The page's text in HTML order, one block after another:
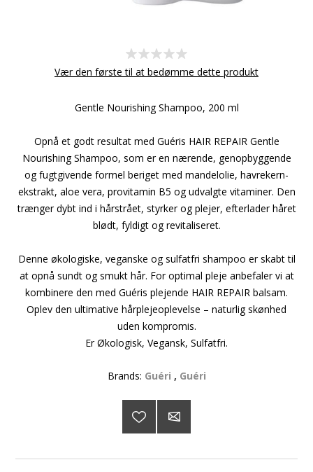
Vær den første til at bedømme dette produkt
Gentle Nourishing Shampoo, 200 ml
Opnå et godt resultat med Guéris HAIR REPAIR Gentle
Nourishing Shampoo, som er en nærende, genopbyggende
og fugtgivende formel beriget med mandelolie, havrekern-
ekstrakt, aloe vera, provitamin B5 og udvalgte vitaminer. Den
trænger dybt ind i hårstrået, styrker og plejer, efterlader håret
blødt, fyldigt og revitaliseret.
Denne økologiske, veganske og sulfatfri shampoo er skabt til
at opnå sundt og smukt hår. For optimal pleje anbefaler vi at
kombinere den med Guéris plejende HAIR REPAIR balsam.
Oplev den ultimative hårplejeoplevelse – naturlig skønhed
uden kompromis.
Er Økologisk, Vegansk, Sulfatfri.
Brands: Guéri , Guéri